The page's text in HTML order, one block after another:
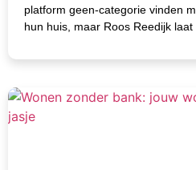
platform geen-categorie vinden
hun huis, maar Roos Reedijk laat